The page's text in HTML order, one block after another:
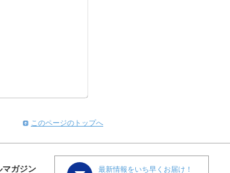
このページのトップへ
マガジン
最新情報をいち早くお届け！